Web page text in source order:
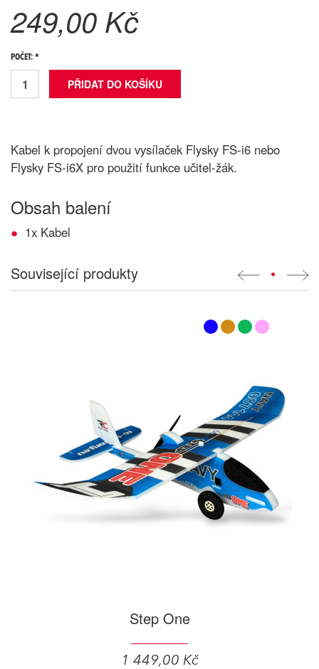
249,00 Kč
POČET: *
Kabel k propojení dvou vysílaček Flysky FS-i6 nebo
Flysky FS-i6X pro použití funkce učitel-žák.
Obsah balení
1x Kabel
Související produkty •
Step One
1 449,00 Kč